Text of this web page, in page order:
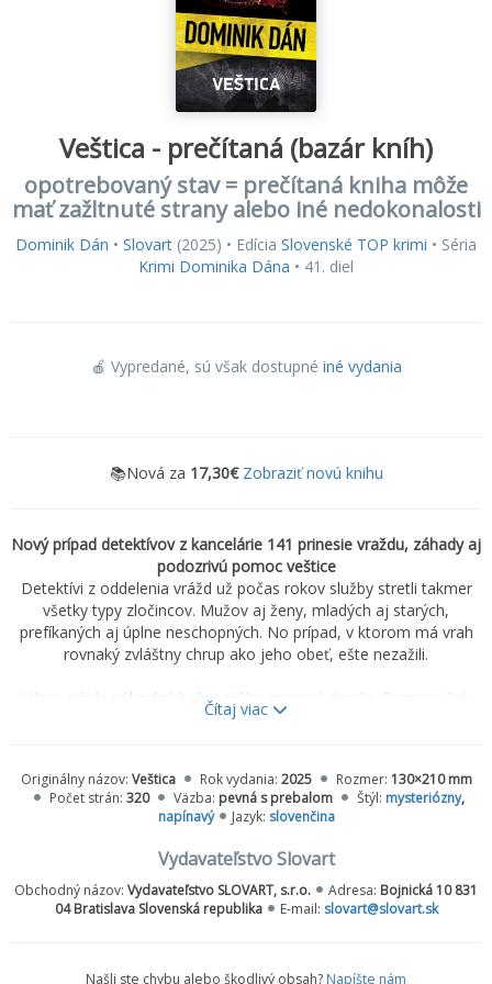
Veštica - prečítaná (bazár kníh)
opotrebovaný stav = prečítaná kniha môže
mať zažltnuté strany alebo iné nedokonalosti
Dominik Dán • Slovart (2025) • Edícia Slovenské TOP krimi • Séria
Krimi Dominika Dána • 41. diel
🍎 Vypredané, sú však dostupné iné vydania
📚Nová za 17,30€ Zobraziť novú knihu
Nový prípad detektívov z kancelárie 141 prinesie vraždu, záhady aj
podozrivú pomoc veštice
Detektívi z oddelenia vrážd už počas rokov služby stretli takmer
všetky typy zločincov. Mužov aj ženy, mladých aj starých,
prefíkaných aj úplne neschopných. No prípad, v ktorom má vrah
rovnaký zvláštny chrup ako jeho obeť, ešte nezažili.
V lese nájde náhodný bežec ťažko zranené dievča. Pomoc však
prichádza neskoro – mladá žena vykrváca a jej telo nesie stopy
odborného konzultanta.
Kým sa detektívi snažia odhaliť páchateľa, na stole im pristane
ďalší prípad – zmiznutie syna bohatého rakúskeho podnikateľa.
Sily v kancelárii 141 sa preto musia rozdeliť a vyšetrovanie sa
rozbieha na dvoch frontoch.
Čítaj viac
Originálny názov: Veštica Rok vydania: 2025 Rozmer: 130×210 mm
Počet strán: 320 Väzba: pevná s prebalom Štýl: mysteriózny,
napínavý
Jazyk: slovenčina
Vydavateľstvo Slovart
Obchodný názov: Vydavateľstvo SLOVART, s.r.o. Adresa: Bojnická 10 831
04 Bratislava Slovenská republika
E-mail: slovart@slovart.sk
Našli ste chybu alebo škodlivý obsah? Napíšte nám